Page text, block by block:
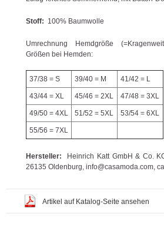
Stoff: 100% Baumwolle
Umrechnung Hemdgröße
Größen bei Hemden:
37/38 = S 39/40 = M 41/42 = L
43/44 = XL 45/46 = 2XL 47/48 = 3XL
49/50 = 4XL 51/52 = 5XL 53/54 = 6XL
55/56 = 7XL
Hersteller: Heinrich Katt GmbH & Co.
26135 Oldenburg, info@casamoda.com,
Artikel auf Katalog-Seite ansehen